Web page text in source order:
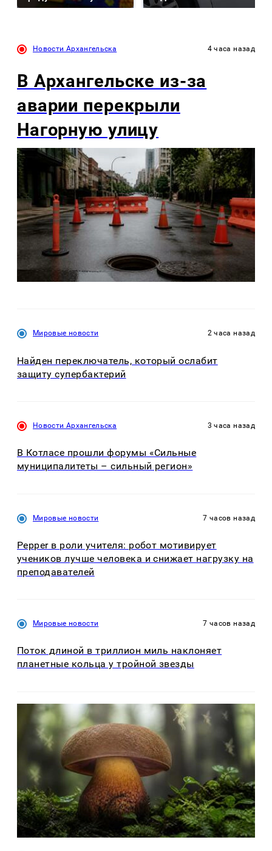
Новости Архангельска 4 часа назад
В Архангельске из-за
аварии перекрыли
Нагорную улицу
Мировые новости 2 часа назад
Найден переключатель, который ослабит
защиту супербактерий
Новости Архангельска 3 часа назад
В Котласе прошли форумы «Сильные
муниципалитеты – сильный регион»
Мировые новости 7 часов назад
Pepper в роли учителя: робот мотивирует
учеников лучше человека и снижает нагрузку на
преподавателей
Мировые новости 7 часов назад
Поток длиной в триллион миль наклоняет
планетные кольца у тройной звезды